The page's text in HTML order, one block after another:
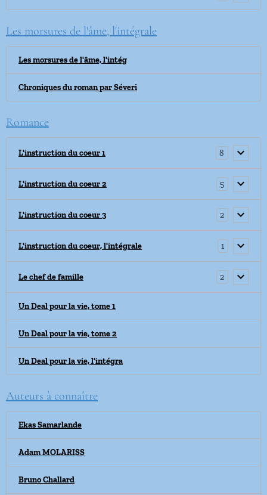
Les morsures de l'âme, l'intégrale
Les morsures de l'âme, l'intég
Chroniques du roman par Séveri
Romance
L'instruction du coeur 1 8
L'instruction du coeur 2 5
L'instruction du coeur 3 2
L'instruction du coeur, l'intégrale 1
Le chef de famille 2
Un Deal pour la vie, tome 1
Un Deal pour la vie, tome 2
Un Deal pour la vie, l'intégra
Auteurs à connaître
Ekas Samarlande
Adam MOLARISS
Bruno Challard